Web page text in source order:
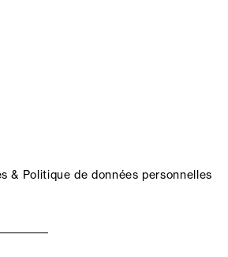
& Politique de données personnelles